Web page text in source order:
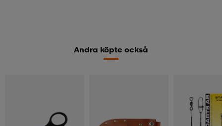
Andra köpte också